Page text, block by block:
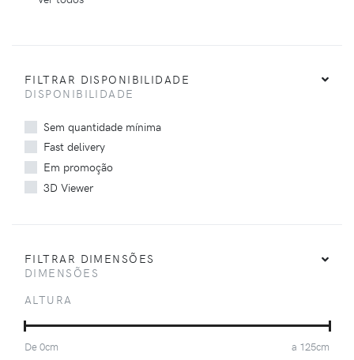
FILTRAR DISPONIBILIDADE
DISPONIBILIDADE
Sem quantidade mínima
Fast delivery
Em promoção
3D Viewer
FILTRAR DIMENSÕES
DIMENSÕES
ALTURA
De0cm a 125cm